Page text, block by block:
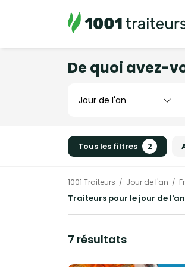
De quoi avez-
Tous les filtres 2
1001 Traiteurs Jour de l'an
Traiteurs pour le jour de
7 résultats